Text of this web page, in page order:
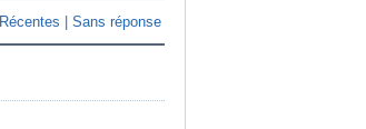
Récentes Sans réponse